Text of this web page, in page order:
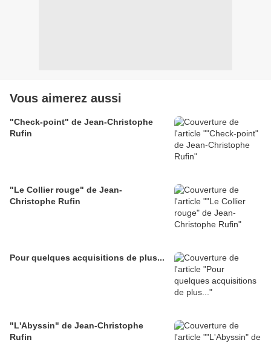
Vous aimerez aussi
"Check-point" de Jean-Christophe
Rufin
"Le Collier rouge" de Jean-
Christophe Rufin
Pour quelques acquisitions de plus...
"L'Abyssin" de Jean-Christophe
Rufin